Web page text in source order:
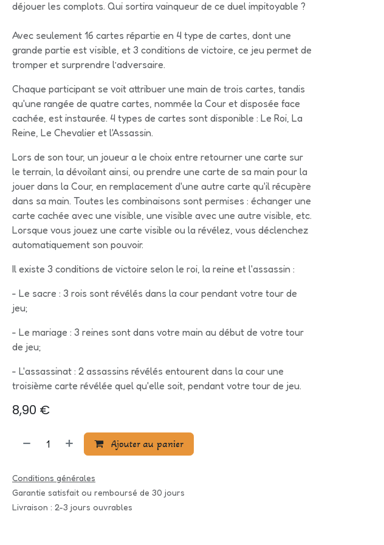
déjouer les complots. Qui sortira vainqueur de ce duel impitoyable ?
Avec seulement 16 cartes répartie en 4 type de cartes, dont une
grande partie est visible, et 3 conditions de victoire, ce jeu permet de
tromper et surprendre l’adversaire.
Chaque participant se voit attribuer une main de trois cartes, tandis
qu'une rangée de quatre cartes, nommée la Cour et disposée face
cachée, est instaurée. 4 types de cartes sont disponible : Le Roi, La
Reine, Le Chevalier et l'Assassin.
Lors de son tour, un joueur a le choix entre retourner une carte sur
le terrain, la dévoilant ainsi, ou prendre une carte de sa main pour la
jouer dans la Cour, en remplacement d'une autre carte qu'il récupère
dans sa main. Toutes les combinaisons sont permises : échanger une
carte cachée avec une visible, une visible avec une autre visible, etc.
Lorsque vous jouez une carte visible ou la révélez, vous déclenchez
automatiquement son pouvoir.
Il existe 3 conditions de victoire selon le roi, la reine et l'assassin :
- Le sacre : 3 rois sont révélés dans la cour pendant votre tour de
jeu;
- Le mariage : 3 reines sont dans votre main au début de votre tour
de jeu;
- L'assassinat : 2 assassins révélés entourent dans la cour une
troisième carte révélée quel qu'elle soit, pendant votre tour de jeu.
8,90 €
Ajouter au panier
Conditions générales
Garantie satisfait ou remboursé de 30 jours
Livraison : 2-3 jours ouvrables